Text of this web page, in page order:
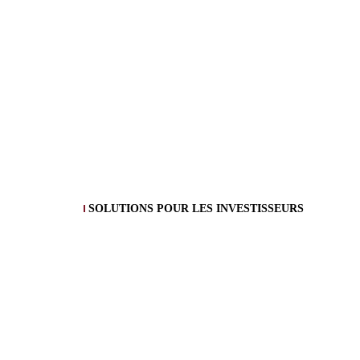
SOLUTIONS POUR LES INVESTISSEURS